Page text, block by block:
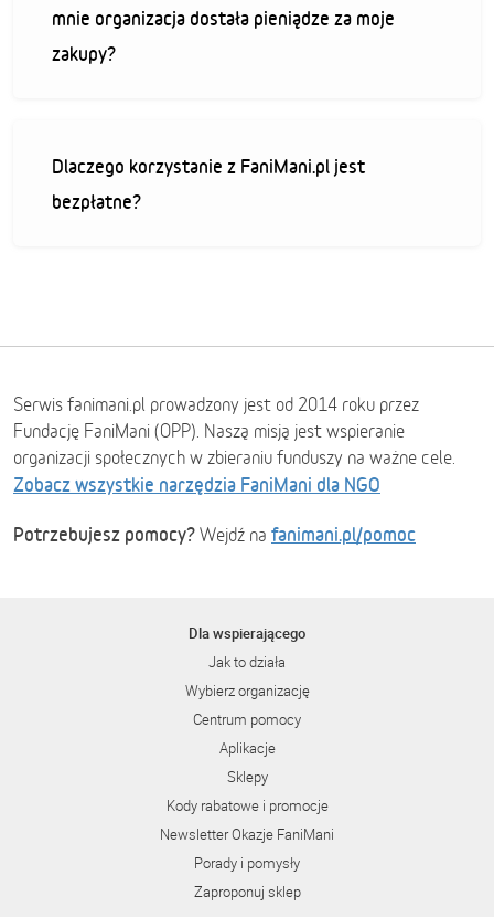
mnie organizacja dostała pieniądze za moje
zakupy?
Dlaczego korzystanie z FaniMani.pl jest
bezpłatne?
Serwis fanimani.pl prowadzony jest od 2014 roku przez
Fundację FaniMani (OPP). Naszą misją jest wspieranie
organizacji społecznych w zbieraniu funduszy na ważne cele.
Zobacz wszystkie narzędzia FaniMani dla NGO
Potrzebujesz pomocy? Wejdź na fanimani.pl/pomoc
Dla wspierającego
Jak to działa
Wybierz organizację
Centrum pomocy
Aplikacje
Sklepy
Kody rabatowe i promocje
Newsletter Okazje FaniMani
Porady i pomysły
Zaproponuj sklep